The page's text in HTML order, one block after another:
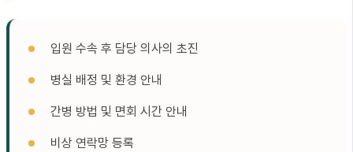
입원 수속 후 담당 의사의 초진
병실 배정 및 환경 안내
간병 방법 및 면회 시간 안내
비상 연락망 등록